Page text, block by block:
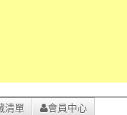
清單 會員中心